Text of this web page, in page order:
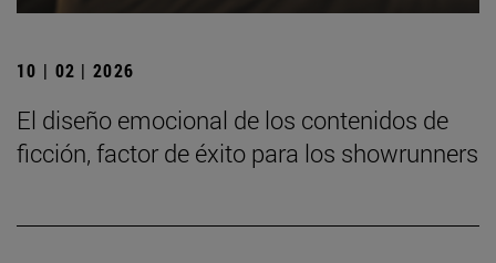
10 | 02 | 2026
El diseño emocional de los contenidos de
ficción, factor de éxito para los showrunners